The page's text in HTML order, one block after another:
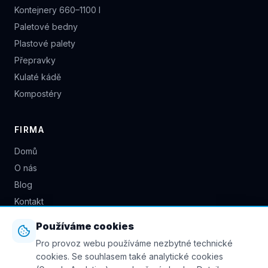
Kontejnery 660–1100 l
Paletové bedny
Plastové palety
Přepravky
Kulaté kádě
Kompostéry
FIRMA
Domů
O nás
Blog
Kontakt
+420 722 941 617
info@naodpad.cz
Česká republika
Používáme cookies
Pro provoz webu používáme nezbytné technické
cookies. Se souhlasem také analytické cookies